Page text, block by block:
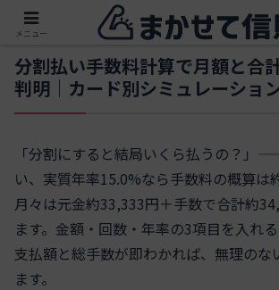
分割払い手数料計算で月額と合
判明｜カード別シミュレーショ
「分割にすると結局いくら払うの？」
い、実質年率15.0%なら手数料の概算は
月々は元金約33,333円＋手数で合計約
ます。金額・回数・年率の3項目を入れ
支払額と総手数が即わかれば、無理のな
ます。
メニュー